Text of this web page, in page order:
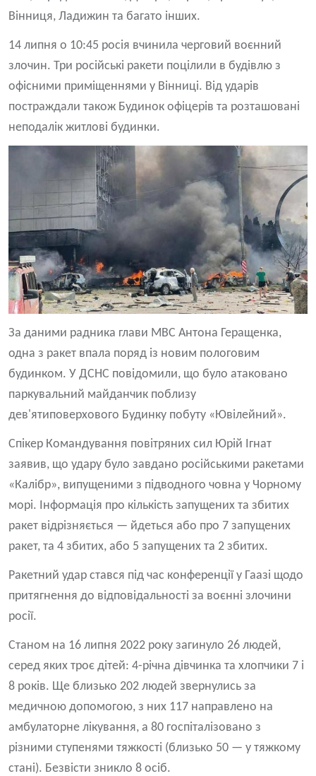
Вінниця, Ладижин та багато інших.
14 липня о 10:45 росія вчинила черговий воєнний
злочин. Три російські ракети поцілили в будівлю з
офісними приміщеннями у Вінниці. Від ударів
постраждали також Будинок офіцерів та розташовані
неподалік житлові будинки.
За даними радника глави МВС Антона Геращенка,
одна з ракет впала поряд із новим пологовим
будинком. У ДСНС повідомили, що було атаковано
паркувальний майданчик поблизу
дев'ятиповерхового Будинку побуту «Ювілейний».
Спікер Командування повітряних сил Юрій Ігнат
заявив, що удару було завдано російськими ракетами
«Калібр», випущеними з підводного човна у Чорному
морі. Інформація про кількість запущених та збитих
ракет відрізняється — йдеться або про 7 запущених
ракет, та 4 збитих, або 5 запущених та 2 збитих.
Ракетний удар стався під час конференції у Гаазі щодо
притягнення до відповідальності за воєнні злочини
росії.
Станом на 16 липня 2022 року загинуло 26 людей,
серед яких троє дітей: 4-річна дівчинка та хлопчики 7 і
8 років. Ще близько 202 людей звернулись за
медичною допомогою, з них 117 направлено на
амбулаторне лікування, а 80 госпіталізовано з
різними ступенями тяжкості (близько 50 — у тяжкому
стані). Безвісти зникло 8 осіб.